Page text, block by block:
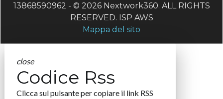
13868590962 - © 2026 Nextwork360. ALL RIGHTS
RESERVED. ISP AWS
Mappa del sito
close
Codice Rss
Clicca sul pulsante per copiare il link RSS